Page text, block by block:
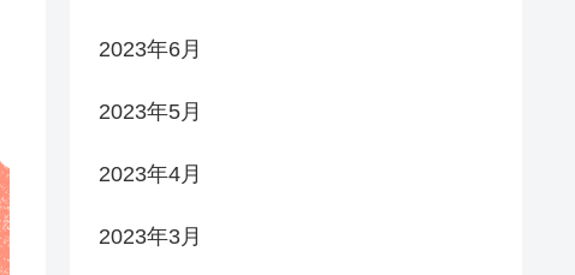
2023年6月
2023年5月
2023年4月
2023年3月